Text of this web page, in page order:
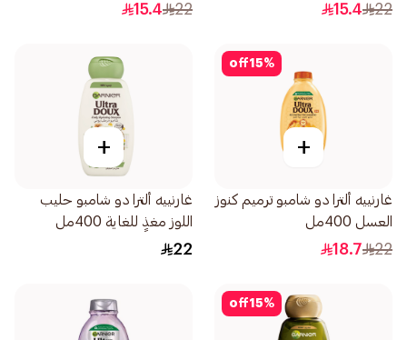
22
15.4
22
15.4
15%
off
+
غارنييه ألترا دو شامبو ترميم كنوز
العسل 400مل
22
18.7
+
غارنييه ألترا دو شامبو حليب
اللوز مغذٍ للغاية 400مل
22
15%
off